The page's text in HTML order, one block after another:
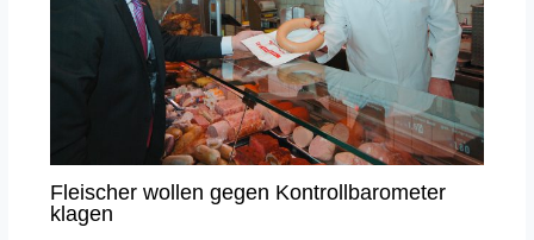
Fleischer wollen gegen Kontrollbarometer
klagen